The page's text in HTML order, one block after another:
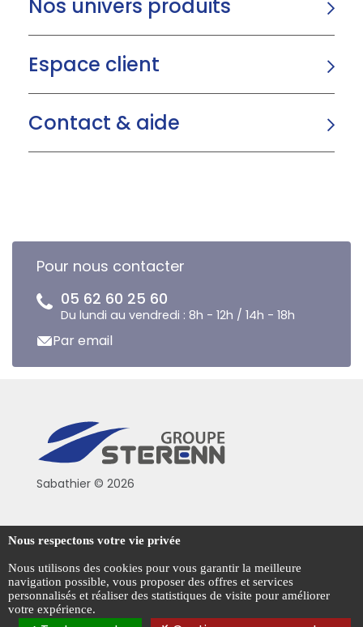
Nos univers produits
Espace client
Contact & aide
Pour nous contacter
05 62 60 25 60
Du lundi au vendredi : 8h - 12h / 14h - 18h
Par email
Sabathier © 2026
Politique de confidentialité
Conditions générales de vente
Mentions légales
Gestion des cookies
Nous respectons votre vie privée
Nous utilisons des cookies pour vous garantir la meilleure
navigation possible, vous proposer des offres et services
personnalisés et réaliser des statistiques de visite pour améliorer
votre expérience.